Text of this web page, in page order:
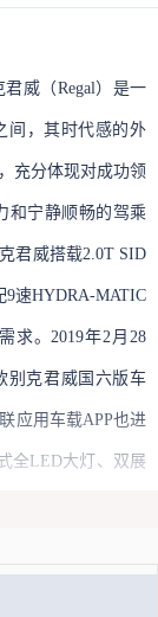
威（Regal）是一
间，其时代感的外
充分体现对成功领
和宁静顺畅的驾乘
君威搭载2.0T SID
速HYDRA-MATIC
求。2019年2月28
别克君威国六版车
应用车载APP也进
全LED大灯、双展
前悬和后悬显著缩
前排多功能座椅、